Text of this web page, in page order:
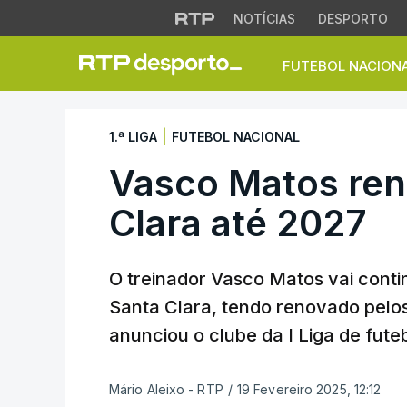
NOTÍCIAS DESPORTO
FUTEBOL
Vasco Matos
1.ª LIGA FUTEBOL NACIONAL
Vasco Matos
Clara até 2027
O treinador Vasco Matos vai
Santa Clara, tendo renovado
anunciou o clube da I Liga de
Mário Aleixo - RTP / 19 Fevereiro 2025, 12:12